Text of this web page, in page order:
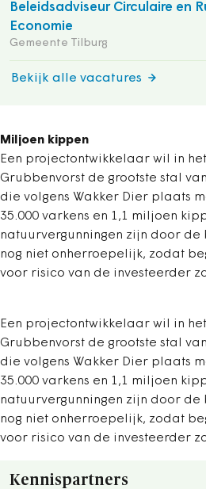
Beleidsadviseur Circulaire en
Economie
Gemeente Tilburg
Bekijk alle vacatures
Miljoen kippen
Een projectontwikkelaar wil in
Grubbenvorst de grootste stal
die volgens Wakker Dier plaats
35.000 varkens en 1,1 miljoen
natuurvergunningen zijn door
nog niet onherroepelijk, zodat
voor risico van de investeerder
Een projectontwikkelaar wil in
Grubbenvorst de grootste stal
die volgens Wakker Dier plaats
35.000 varkens en 1,1 miljoen
natuurvergunningen zijn door
nog niet onherroepelijk, zodat
voor risico van de investeerder
Kennispartners